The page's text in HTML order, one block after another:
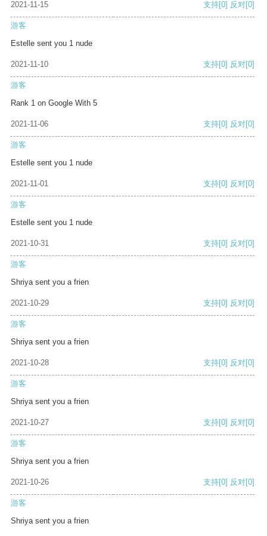
2021-11-15 支持[0] 反对[0]
游客
Estelle sent you 1 nude
2021-11-10 支持[0] 反对[0]
游客
Rank 1 on Google With 5
2021-11-06 支持[0] 反对[0]
游客
Estelle sent you 1 nude
2021-11-01 支持[0] 反对[0]
游客
Estelle sent you 1 nude
2021-10-31 支持[0] 反对[0]
游客
Shriya sent you a frien
2021-10-29 支持[0] 反对[0]
游客
Shriya sent you a frien
2021-10-28 支持[0] 反对[0]
游客
Shriya sent you a frien
2021-10-27 支持[0] 反对[0]
游客
Shriya sent you a frien
2021-10-26 支持[0] 反对[0]
游客
Shriya sent you a frien